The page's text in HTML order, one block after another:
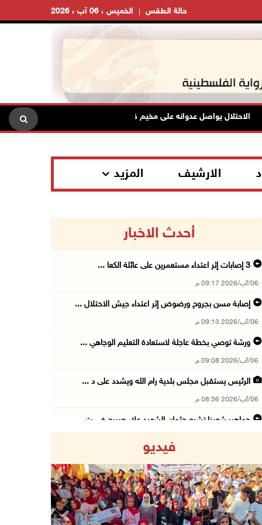
الخميس ، 06 آب ، 2026 حالة الطقس
الاحتلال يواصل عدوانه على مخيم قلنديا لليوم الثاني: هدم محال تجارية
الارشيف المزيد
أحدث الاخبار
06/آب/2026 09:17 م
إصابة مسن بجروح ورضوض إثر اعتداء جيش الاحتلال ...
06/آب/2026 09:13 م
ورشة توصي بخطة عاجلة لاستعادة التعليم الوجاهي ...
06/آب/2026 09:08 م
الرئيس يستقبل مجلس بلدية رام الله ويشدد على د ...
06/آب/2026 08:36 م
جماهير شعبنا تشيع جثمان الشهيد علاء صبيح في ت ...
06/آب/2026 08:06 م
الرئيس المصري وملك البحرين يشددان على ضرورة ت ...
06/آب/2026 07:57 م
فيديو
Previous Next